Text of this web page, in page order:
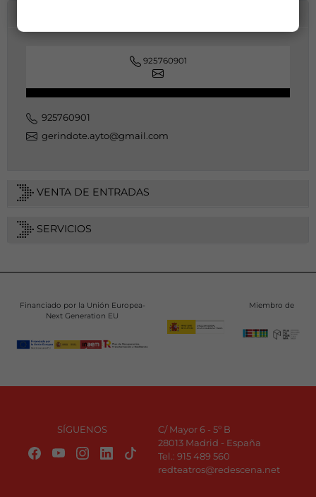
925760901
925760901
gerindote.ayto@gmail.com
VENTA DE ENTRADAS
SERVICIOS
Financiado por la Unión Europea-
Next Generation EU
Miembro de
SÍGUENOS
C/ Mayor 6 - 5º B
28013 Madrid - España
Tel.: 915 489 560
redteatros@redescena.net